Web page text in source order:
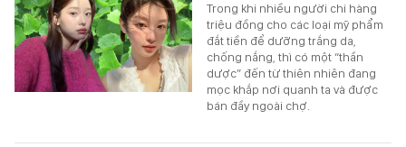
Trong khi nhiều người chi hàng
triệu đồng cho các loại mỹ phẩm
đắt tiền để dưỡng trắng da,
chống nắng, thì có một “thần
dược” đến từ thiên nhiên đang
mọc khắp nơi quanh ta và được
bán đầy ngoài chợ.